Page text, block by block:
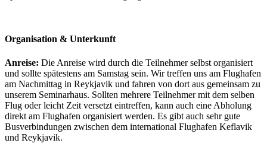
Organisation & Unterkunft
Anreise: Die Anreise wird durch die Teilnehmer selbst organisiert
und sollte spätestens am Samstag sein. Wir treffen uns am Flughafen
am Nachmittag in Reykjavik und fahren von dort aus gemeinsam zu
unserem Seminarhaus. Sollten mehrere Teilnehmer mit dem selben
Flug oder leicht Zeit versetzt eintreffen, kann auch eine Abholung
direkt am Flughafen organisiert werden. Es gibt auch sehr gute
Busverbindungen zwischen dem international Flughafen Keflavik
und Reykjavik.